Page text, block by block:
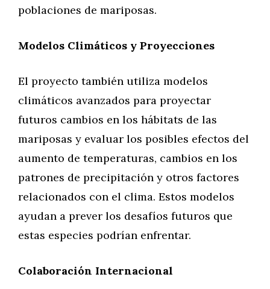
poblaciones de mariposas.
Modelos Climáticos y Proyecciones
El proyecto también utiliza modelos
climáticos avanzados para proyectar
futuros cambios en los hábitats de las
mariposas y evaluar los posibles efectos del
aumento de temperaturas, cambios en los
patrones de precipitación y otros factores
relacionados con el clima. Estos modelos
ayudan a prever los desafíos futuros que
estas especies podrían enfrentar.
Colaboración Internacional